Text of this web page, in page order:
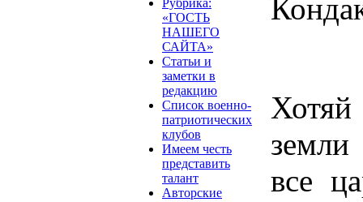
«ГОСТЬ
НАШЕГО
САЙТА»
Статьи и
заметки в
редакцию
Список военно-
патриотических
клубов
Имеем честь
представить
талант
Авторские
все